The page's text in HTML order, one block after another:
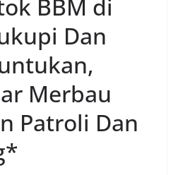
menjalin silaturahmi
pesan-pesan
petugas disambut baik
sebagian besar tengah bersiap
HUT Kemerdekaan RI
persiapan di lingkungan
dialog yang berlangsung
menyapa warga,
keamanan dan kenyamanan
tinggal, serta membuka ruang
agar warga dapat
maupun informasi terkait
BBM di
Dan
Merbau
Patroli Dan